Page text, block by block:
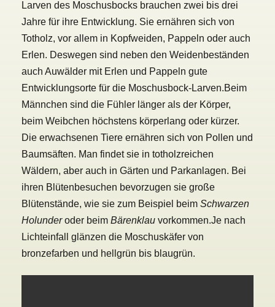
Larven des Moschusbocks brauchen zwei bis drei
Jahre für ihre Entwicklung. Sie ernähren sich von
Totholz, vor allem in Kopfweiden, Pappeln oder auch
Erlen. Deswegen sind neben den Weidenbeständen
auch Auwälder mit Erlen und Pappeln gute
Entwicklungsorte für die Moschusbock-Larven.Beim
Männchen sind die Fühler länger als der Körper,
beim Weibchen höchstens körperlang oder kürzer.
Die erwachsenen Tiere ernähren sich von Pollen und
Baumsäften. Man findet sie in totholzreichen
Wäldern, aber auch in Gärten und Parkanlagen. Bei
ihren Blütenbesuchen bevorzugen sie große
Blütenstände, wie sie zum Beispiel beim Schwarzen
Holunderoder beim Bärenklau vorkommen.Je nach
Lichteinfall glänzen die Moschuskäfer von
bronzefarben und hellgrün bis blaugrün.